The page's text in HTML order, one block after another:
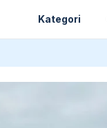
Kategori